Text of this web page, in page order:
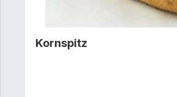
Kornspitz